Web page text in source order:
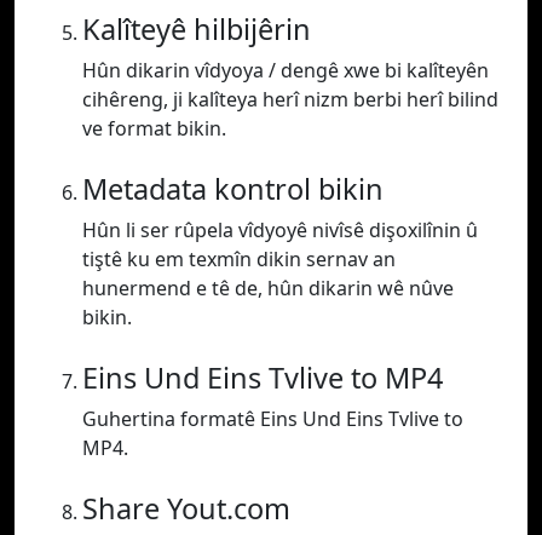
Kalîteyê hilbijêrin
Hûn dikarin vîdyoya / dengê xwe bi kalîteyên
cihêreng, ji kalîteya herî nizm berbi herî bilind
ve format bikin.
Metadata kontrol bikin
Hûn li ser rûpela vîdyoyê nivîsê dişoxilînin û
tiştê ku em texmîn dikin sernav an
hunermend e tê de, hûn dikarin wê nûve
bikin.
Eins Und Eins Tvlive to MP4
Guhertina formatê Eins Und Eins Tvlive to
MP4.
Share Yout.com